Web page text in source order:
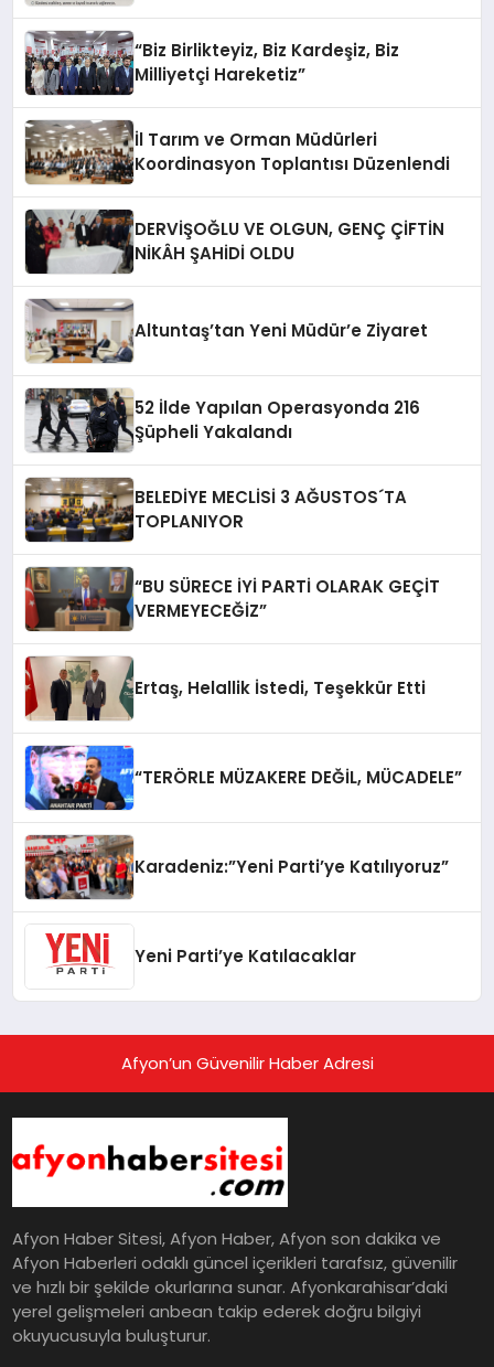
“Biz Birlikteyiz, Biz Kardeşiz, Biz
Milliyetçi Hareketiz”
İl Tarım ve Orman Müdürleri
Koordinasyon Toplantısı Düzenlendi
DERVİŞOĞLU VE OLGUN, GENÇ ÇİFTİN
NİKÂH ŞAHİDİ OLDU
Altuntaş’tan Yeni Müdür’e Ziyaret
52 İlde Yapılan Operasyonda 216
Şüpheli Yakalandı
BELEDİYE MECLİSİ 3 AĞUSTOS´TA
TOPLANIYOR
“BU SÜRECE İYİ PARTİ OLARAK GEÇİT
VERMEYECEĞİZ”
Ertaş, Helallik İstedi, Teşekkür Etti
“TERÖRLE MÜZAKERE DEĞİL, MÜCADELE”
Karadeniz:”Yeni Parti’ye Katılıyoruz”
Yeni Parti’ye Katılacaklar
Afyon’un Güvenilir Haber Adresi
Afyon Haber Sitesi, Afyon Haber, Afyon son dakika ve
Afyon Haberleri odaklı güncel içerikleri tarafsız, güvenilir
ve hızlı bir şekilde okurlarına sunar. Afyonkarahisar’daki
yerel gelişmeleri anbean takip ederek doğru bilgiyi
okuyucusuyla buluşturur.